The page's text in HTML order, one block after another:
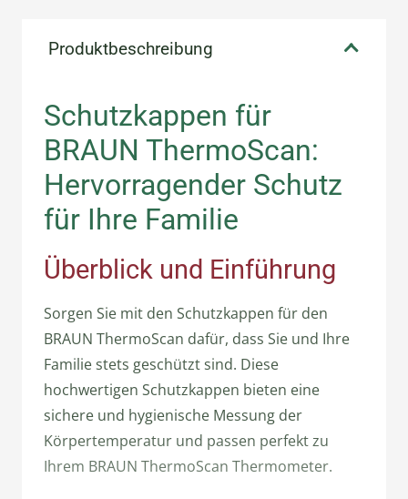
Produktbeschreibung
Schutzkappen für
BRAUN ThermoScan:
Hervorragender Schutz
für Ihre Familie
Überblick und Einführung
Sorgen Sie mit den Schutzkappen für den
BRAUN ThermoScan dafür, dass Sie und Ihre
Familie stets geschützt sind. Diese
hochwertigen Schutzkappen bieten eine
sichere und hygienische Messung der
Körpertemperatur und passen perfekt zu
Ihrem BRAUN ThermoScan Thermometer.